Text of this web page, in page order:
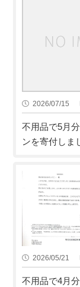
2026/07/15
不用品で5月
ンを寄付しま
2026/05/21
不用品で4月